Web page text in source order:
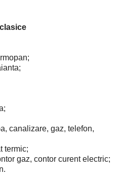
canalizare, gaz, telefon,
termic;
gaz, contor curent electric;